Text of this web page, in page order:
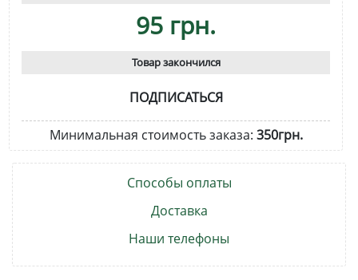
95 грн.
Товар закончился
ПОДПИСАТЬСЯ
Минимальная стоимость заказа: 350грн.
Способы оплаты
Доставка
Наши телефоны